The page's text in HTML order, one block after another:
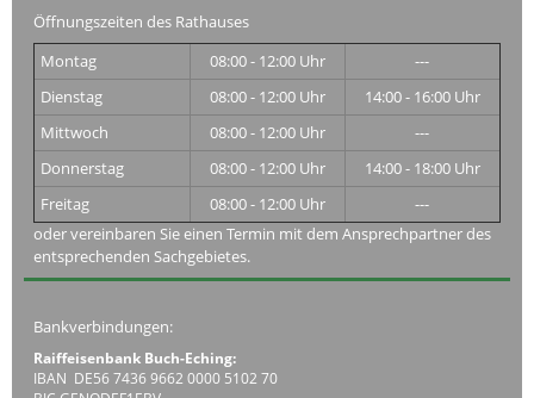
Öffnungszeiten des Rathauses
Montag
08:00 - 12:00 Uhr
---
Dienstag
08:00 - 12:00 Uhr
14:00 - 16:00 Uhr
Mittwoch
08:00 - 12:00 Uhr
---
Donnerstag
08:00 - 12:00 Uhr
14:00 - 18:00 Uhr
Freitag
08:00 - 12:00 Uhr
---
oder vereinbaren Sie einen Termin mit dem Ansprechpartner des
entsprechenden Sachgebietes.
Bankverbindungen:
Raiffeisenbank Buch-Eching:
IBAN DE56 7436 9662 0000 5102 70